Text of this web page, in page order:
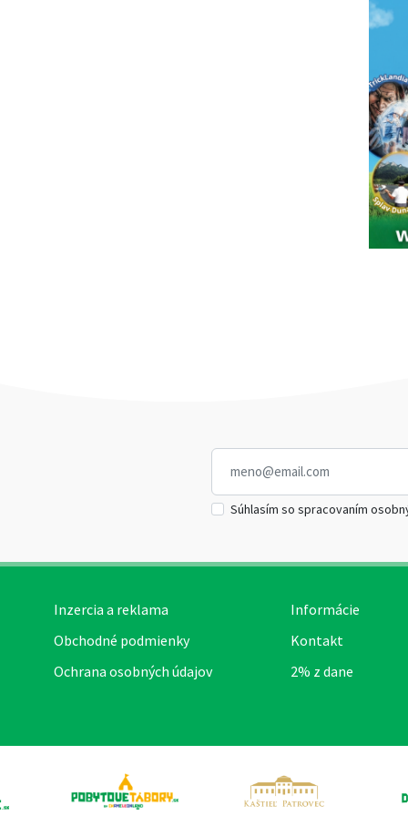
Súhlasím so spracovaním
Inzercia a reklama
Obchodné podmienky
Ochrana osobných údajov
Informácie
Kontakt
2% z dane